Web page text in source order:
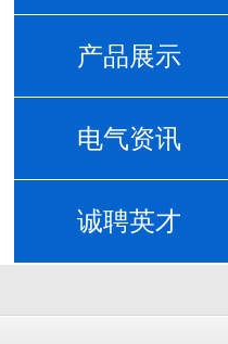
产品展示
电气资讯
诚聘英才